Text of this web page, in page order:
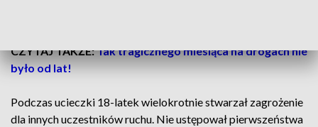
CZYTAJ TAKŻE:Tak tragicznego miesiąca na drogach nie
było od lat!
Podczas ucieczki 18-latek wielokrotnie stwarzał zagrożenie
dla innych uczestników ruchu. Nie ustępował pierwszeństwa